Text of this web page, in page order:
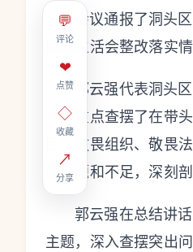
💬
评论
❤
点赞
◇
收藏
↗
分享
会议通报了洞头
民主生活会整改落实
郭云强代表洞头
言，
重点查摆了在带
民、敬畏组织、敬畏
的问题和不足， 深刻
郭云强在总结讲
主题，深入查摆突出